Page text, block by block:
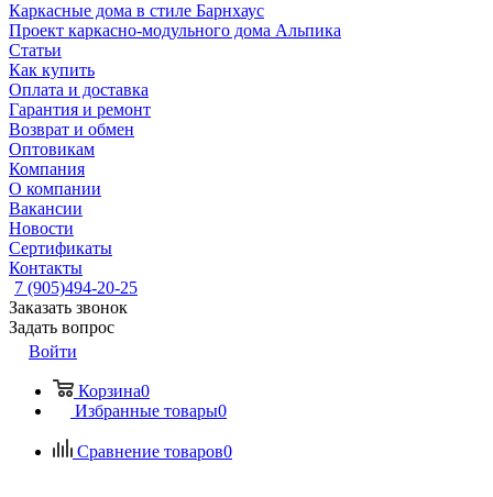
Каркасные дома в стиле Барнхаус
Проект каркасно-модульного дома Альпика
Статьи
Как купить
Оплата и доставка
Гарантия и ремонт
Возврат и обмен
Оптовикам
Компания
О компании
Вакансии
Новости
Сертификаты
Контакты
7 (905)494-20-25
Заказать звонок
Задать вопрос
Войти
Корзина0
Избранные товары0
Сравнение товаров0